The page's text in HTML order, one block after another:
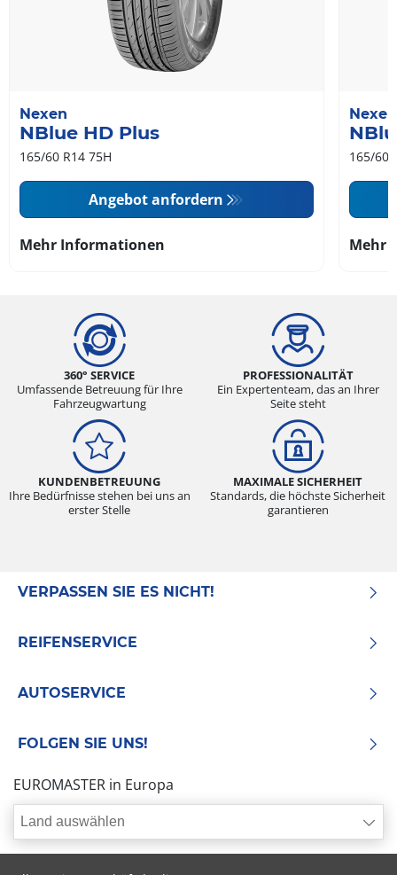
Nexen
NBlue HD Plus
165/60 R14 75H
Angebot anfordern
Mehr Informationen
Nexen
165/60
Mehr
360° SERVICE
Umfassende Betreuung für Ihre
Fahrzeugwartung
PROFESSIONALITÄT
Ein Expertenteam, das an Ihrer
Seite steht
KUNDENBETREUUNG
Ihre Bedürfnisse stehen bei uns an
erster Stelle
MAXIMALE SICHERHEIT
Standards, die höchste Sicherheit
garantieren
VERPASSEN SIE ES NICHT!
REIFENSERVICE
AUTOSERVICE
FOLGEN SIE UNS!
EUROMASTER in Europa
Land auswählen